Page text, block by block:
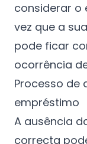
considerar o
vez que a
pode ficar
ocorrência
Processo de
empréstimo
A ausência
correcta